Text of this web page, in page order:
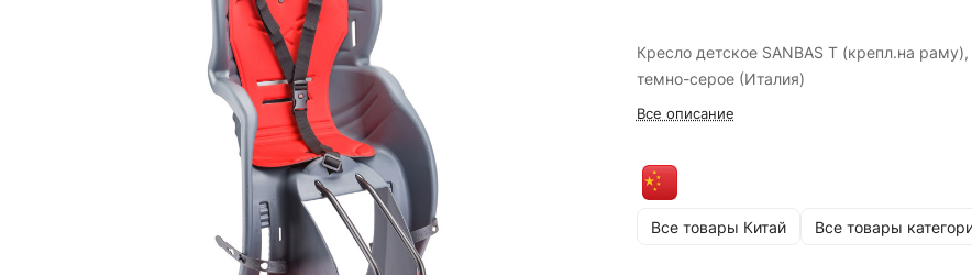
Кресло детское SANBAS T (крепл.на раму),
темно-серое (Италия)
Все описание
Все товары Китай Все товары